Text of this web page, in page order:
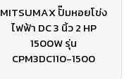
MITSUMAX ปั๊มหอยโข่ง
ไฟฟ้า DC 3 นิ้ว 2 HP
1500W รุ่น
CPM3DC110-1500